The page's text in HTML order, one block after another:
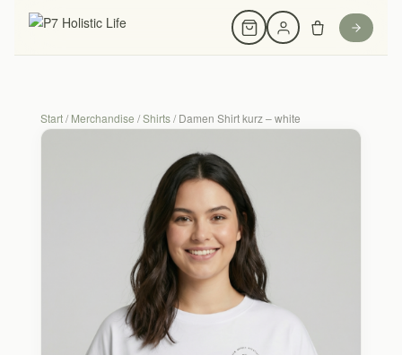
Start/Merchandise /Shirts/ Damen Shirt kurz – white